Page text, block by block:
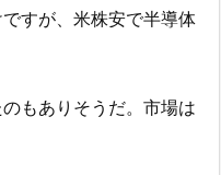
すが、米株安で半導体
もありそうだ。市場は